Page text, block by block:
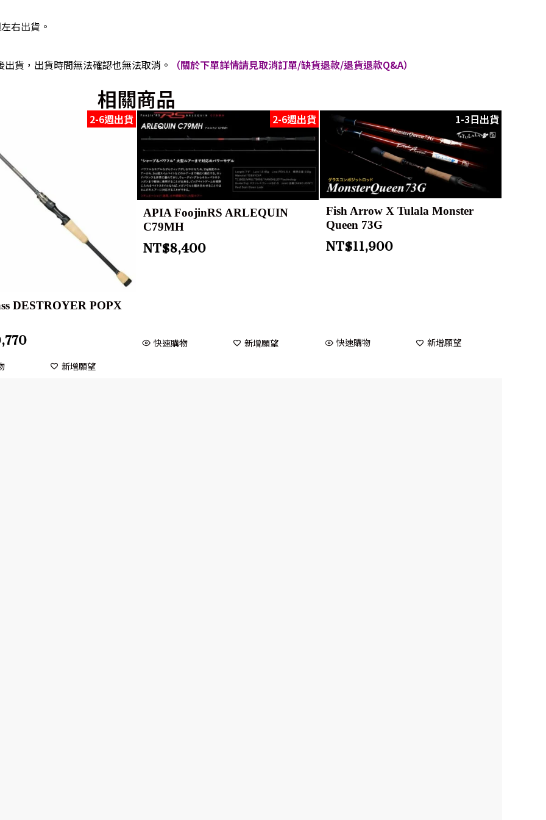
右出貨。
貨，出貨時間無法確認也無法取消。 （關於下單詳情請見取消訂單/缺貨退款/退貨退款Q&A）
相關商品
2-6週出貨
DESTROYER POPX
新增願望
2-6週出貨
APIA FoojinRS ARLEQUIN
C79MH
NT$8,400
快速購物 新增願望
1-3日出貨
Fish Arrow X Tulala Monster
Queen 73G
NT$11,900
快速購物 新增願望